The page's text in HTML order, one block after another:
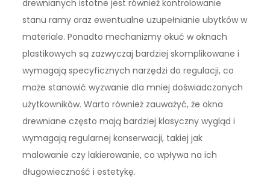
drewnianych istotne jest również kontrolowanie
stanu ramy oraz ewentualne uzupełnianie ubytków w
materiale. Ponadto mechanizmy okuć w oknach
plastikowych są zazwyczaj bardziej skomplikowane i
wymagają specyficznych narzędzi do regulacji, co
może stanowić wyzwanie dla mniej doświadczonych
użytkowników. Warto również zauważyć, że okna
drewniane często mają bardziej klasyczny wygląd i
wymagają regularnej konserwacji, takiej jak
malowanie czy lakierowanie, co wpływa na ich
długowieczność i estetykę.